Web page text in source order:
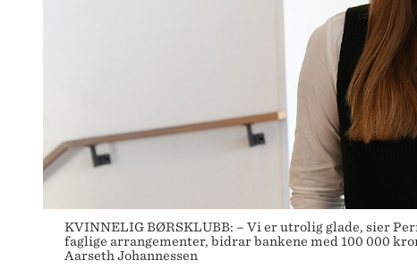
KVINNELIG BØRSKLUBB: – Vi er utrolig glade, sier
faglige arrangementer, bidrar bankene med 100 000
Aarseth Johannessen